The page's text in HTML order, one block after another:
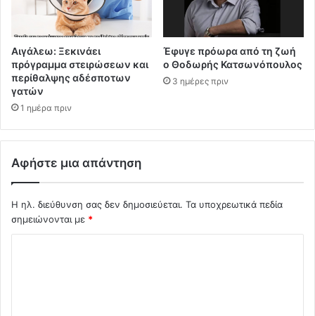
Αιγάλεω: Ξεκινάει
πρόγραμμα στειρώσεων και
περίθαλψης αδέσποτων
γατών
1 ημέρα πριν
Έφυγε πρόωρα από τη ζωή
ο Θοδωρής Κατσωνόπουλος
3 ημέρες πριν
Αφήστε μια απάντηση
Η ηλ. διεύθυνση σας δεν δημοσιεύεται. Τα υποχρεωτικά πεδία
σημειώνονται με *